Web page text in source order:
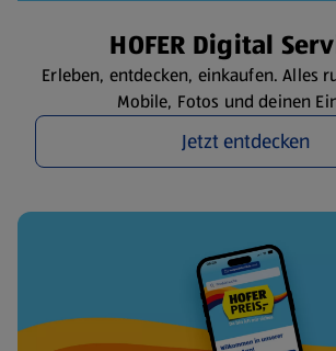
HOFER Digital
Erleben, entdecken, einkaufen. Alles
Mobile, Fotos und deinen
Jetzt entdecken